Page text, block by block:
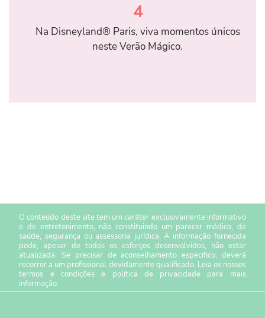
4
Na Disneyland® Paris, viva momentos únicos
neste Verão Mágico.
O conteúdo deste site tem um caráter exclusivamente informativo
e de entretenimento, não constituindo um parecer médico, de
saúde, segurança ou assessoria jurídica. A informação fornecida
pode, apesar de todos os esforços desenvolvidos, não estar
atualizada. Se precisar de aconselhamento específico, deverá
recorrer a um profissional devidamente qualificado. Leia os nossos
termos e condiçõese política de privacidade para mais
informação.